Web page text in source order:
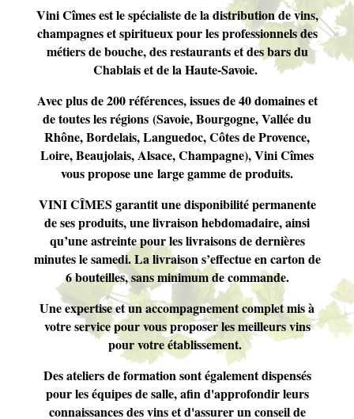
Vini Cîmes est le spécialiste de la distribution de vins,
champagnes et spiritueux pour les professionnels des
métiers de bouche, des restaurants et des bars du
Chablais et de la Haute-Savoie.
Avec plus de 200 références, issues de 40 domaines et
de toutes les régions (Savoie, Bourgogne, Vallée du
Rhône, Bordelais, Languedoc, Côtes de Provence,
Loire, Beaujolais, Alsace, Champagne), Vini Cîmes
vous propose une large gamme de produits.
VINI CÎMES garantit une disponibilité permanente
de ses produits, une livraison hebdomadaire, ainsi
qu’une astreinte pour les livraisons de dernières
minutes le samedi. La livraison s’effectue en carton de
6 bouteilles, sans minimum de commande.
Une expertise et un accompagnement complet mis à
votre service pour vous proposer les meilleurs vins
pour votre établissement.
Des ateliers de formation sont également dispensés
pour les équipes de salle, afin d'approfondir leurs
connaissances des vins et d'assurer un conseil de